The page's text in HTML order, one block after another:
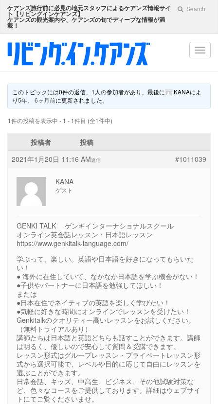
ケアンズ旅行前に必見の地元スタッフによるケアンズ情報サイ
ト【リビングインケアンズ】
ケアンズの観光案内や、ケアンズの旬でディープな情報が満
載！
Search
このトピックには0件の返信、1人の参加者があり、最後に KANAによ
り5年、 6ヶ月前に更新されました。
1件の投稿を表示中 - 1 - 1件目 (全1件中)
投稿者
投稿
2021年1月20日 11:16 AM
#1011039
返信
KANA
ゲスト
GENKI TALK ゲンキインターナショナルスクール
オンライン英会話レッスン・日本語レッスン
https://www.genkitalk-language.com/
学ぶって、楽しい。英語や日本語を好きになってもらいた
い！
● 海外に在住していて、なかなか日本語を学ぶ機会がない！
●子供やパートナーに日本語を勉強してほしい！
または
●日本在住でネイティブの英語を楽しく学びたい！
●気軽に好きな時間にオンラインでレッスンを受けたい！
Genkitalkのクオリティー高いレッスンをお試しください。
（無料トライアルあり）
講師たちは日本語と英語どちらも話すことができます。講師
は明るく、優しいので安心して質問＆受講できます。
レッスン形式はグループレッスン・プライベートレッスン形
式から選択可能で、レベルや目的に応じて自由にレッスンを
選ぶことができます。
日常会話、キッズ、中高生、ビジネス、その他試験対策な
ど、色々なコースをご提供しております。詳細はウェブサイ
トにてご覧くださいませ。